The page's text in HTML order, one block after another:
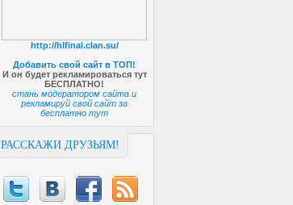
http://hlfinal.clan.su/
Добавить свой сайт в ТОП!
И он будет рекламироваться тут
БЕСПЛАТНО!
стань модератором сайта и
рекламируй свой сайт за
бесплатно тут
РАССКАЖИ ДРУЗЬЯМ!